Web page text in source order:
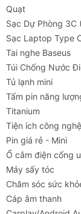
Tai nghe
Thương
hiệu
Model
& Phân
loại
Kích
thước
Chất
liệu
Loại Pin
Cell
Quạt
Sạc Dự Phòng 3C
Sạc Laptop Type
Tai nghe Baseus
Túi Chống Nước
Tủ lạnh mini
Tấm pin năng
Titanium
Tiện ích công nghệ
Pin giá rẻ - Mini
Ổ cắm điện cổng
Máy sấy tóc
Chăm sóc sức
Cáp âm thanh